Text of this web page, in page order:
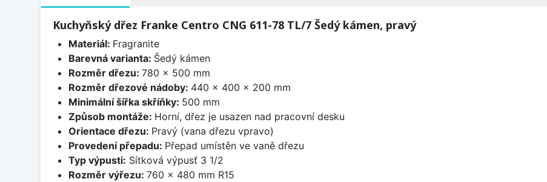
Kuchyňský dřez Franke Centro CNG 611-78 TL/7 Šedý kámen, pravý
Materiál: Fragranite
Barevná varianta: Šedý kámen
Rozměr dřezu: 780 x 500 mm
Rozměr dřezové nádoby: 440 x 400 x 200 mm
Minimální šířka skříňky: 500 mm
Způsob montáže: Horní, dřez je usazen nad pracovní desku
Orientace dřezu: Pravý (vana dřezu vpravo)
Provedení přepadu: Přepad umístěn ve vaně dřezu
Typ výpusti: Sítková výpusť 3 1/2
Rozměr výřezu: 760 x 480 mm R15